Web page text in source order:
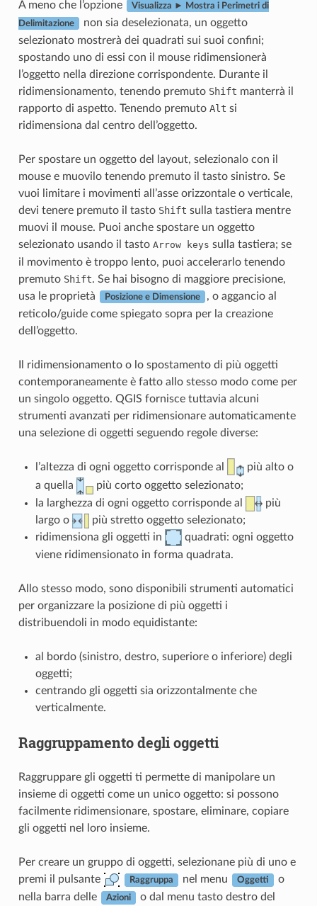
A meno che l’opzione Visualizza ► Mostra i Perimetri di
Delimitazione
non sia deselezionata, un oggetto
selezionato mostrerà dei quadrati sui suoi confini;
spostando uno di essi con il mouse ridimensionerà
l’oggetto nella direzione corrispondente. Durante il
ridimensionamento, tenendo premuto Shift manterrà il
rapporto di aspetto. Tenendo premuto Alt si
ridimensiona dal centro dell’oggetto.
Per spostare un oggetto del layout, selezionalo con il
mouse e muovilo tenendo premuto il tasto sinistro. Se
vuoi limitare i movimenti all’asse orizzontale o verticale,
devi tenere premuto il tasto Shift sulla tastiera mentre
muovi il mouse. Puoi anche spostare un oggetto
selezionato usando il tasto Arrow keys sulla tastiera; se
il movimento è troppo lento, puoi accelerarlo tenendo
premuto Shift. Se hai bisogno di maggiore precisione,
usa le proprietà
Posizione e Dimensione
, o aggancio al
reticolo/guide come spiegato sopra per la creazione
dell’oggetto.
Il ridimensionamento o lo spostamento di più oggetti
contemporaneamente è fatto allo stesso modo come per
un singolo oggetto. QGIS fornisce tuttavia alcuni
strumenti avanzati per ridimensionare automaticamente
una selezione di oggetti seguendo regole diverse:
l’altezza di ogni oggetto corrisponde al
più alto o
a quella
più corto oggetto selezionato;
la larghezza di ogni oggetto corrisponde al
più
largo o
più stretto oggetto selezionato;
ridimensiona gli oggetti in
quadrati: ogni oggetto
viene ridimensionato in forma quadrata.
Allo stesso modo, sono disponibili strumenti automatici
per organizzare la posizione di più oggetti i
distribuendoli in modo equidistante:
al bordo (sinistro, destro, superiore o inferiore) degli
oggetti;
centrando gli oggetti sia orizzontalmente che
verticalmente.
Raggruppamento degli oggetti
Raggruppare gli oggetti ti permette di manipolare un
insieme di oggetti come un unico oggetto: si possono
facilmente ridimensionare, spostare, eliminare, copiare
gli oggetti nel loro insieme.
Per creare un gruppo di oggetti, selezionane più di uno e
premi il pulsante
Raggruppa nel menu Oggetti
o
nella barra delle
Azioni
o dal menu tasto destro del